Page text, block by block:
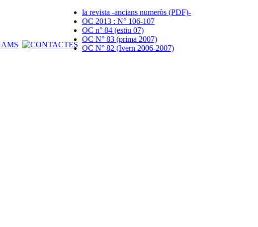
la revista -ancians numeròs (PDF)-
OC 2013 : N° 106-107
OC n° 84 (estiu 07)
OC N° 83 (prima 2007)
OC N° 82 (Ivern 2006-2007)